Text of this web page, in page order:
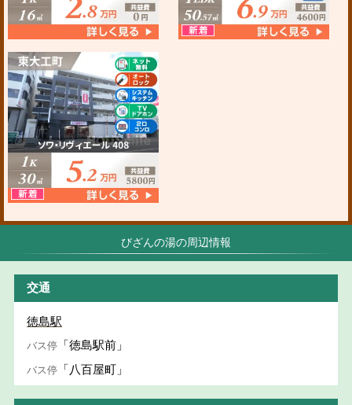
びざんの湯の周辺情報
交通
徳島駅
バス停 「徳島駅前」
バス停 「八百屋町」